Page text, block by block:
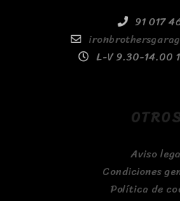
91 017
L-V 9.30-14.00
Aviso
Condiciones
Política de